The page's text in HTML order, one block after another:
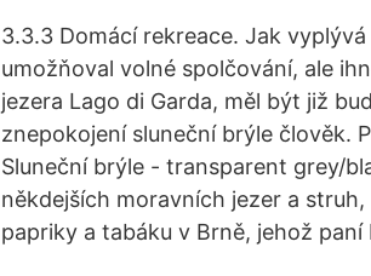
3.3.3 Domácí rekreace. Jak
umožňoval volné spolčování, ale
jezera Lago di Garda, měl být již
znepokojení sluneční brýle člověk.
Sluneční brýle - transparent grey/
někdejších moravních jezer a
papriky a tabáku v Brně, jehož paní